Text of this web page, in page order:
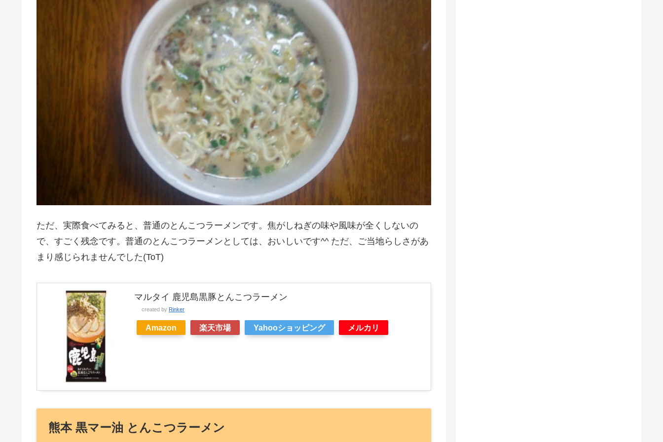
ただ、実際食べてみると、普通のとんこつラーメンです。焦がしねぎの味や風味が全くしないの
で、すごく残念です。普通のとんこつラーメンとしては、おいしいです^^ ただ、ご当地らしさがあ
まり感じられませんでした(ToT)
マルタイ 鹿児島黒豚とんこつラーメン
created by Rinker
Amazon 楽天市場 Yahooショッピング メルカリ
熊本 黒マー油 とんこつラーメン